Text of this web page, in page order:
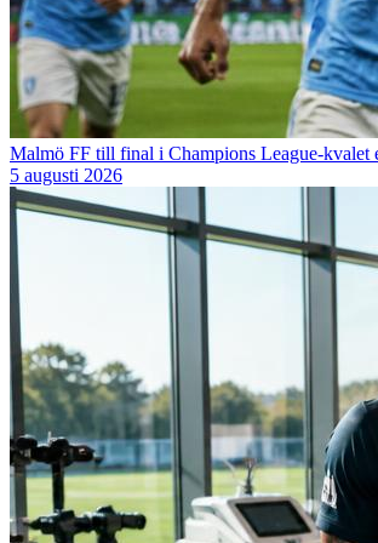
Malmö FF till final i Champions League-kvalet
5 augusti 2026